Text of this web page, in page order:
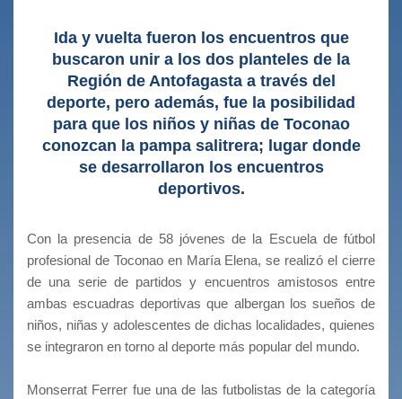
Ida y vuelta fueron los encuentros que
buscaron unir a los dos planteles de la
Región de Antofagasta a través del
deporte, pero además, fue la posibilidad
para que los niños y niñas de Toconao
conozcan la pampa salitrera; lugar donde
se desarrollaron los encuentros
deportivos.
Con la presencia de 58 jóvenes de la Escuela de fútbol
profesional de Toconao en María Elena, se realizó el cierre
de una serie de partidos y encuentros amistosos entre
ambas escuadras deportivas que albergan los sueños de
niños, niñas y adolescentes de dichas localidades, quienes
se integraron en torno al deporte más popular del mundo.
Monserrat Ferrer fue una de las futbolistas de la categoría